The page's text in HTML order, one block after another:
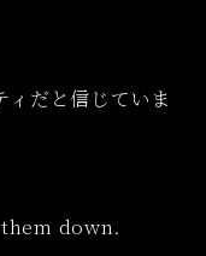
ィだと信じていま
down.